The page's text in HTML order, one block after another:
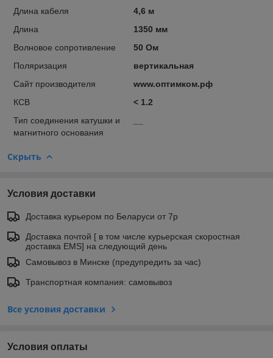
Длина кабеля
4,6 м
Длина
1350 мм
Волновое сопротивление
50 Ом
Поляризация
вертикальная
Сайт производителя
www.оптимком.рф
КСВ
< 1.2
Тип соединения катушки и
магнитного основания
Скрыть
Условия доставки
Доставка курьером по Беларуси от 7р
Доставка почтой [ в том числе курьерская скоростная
доставка EMS] на следующий день
Самовывоз в Минске (предупредить за час)
Транспортная компания: самовывоз
Все условия доставки
Условия оплаты